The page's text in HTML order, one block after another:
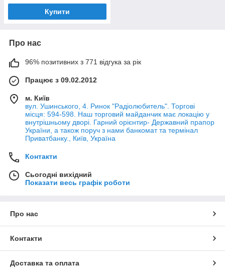
Купити
Про нас
96% позитивних з 771 відгука за рік
Працює з 09.02.2012
м. Київ
вул. Ушинського, 4. Ринок "Радіолюбитель". Торгові
місця: 594-598. Наш торговий майданчик має локацію у
внутрішньому дворі. Гарний орієнтир- Державний прапор
України, а також поруч з нами банкомат та термінал
Приватбанку., Київ, Україна
Контакти
Сьогодні вихідний
Показати весь графік роботи
Про нас
Контакти
Доставка та оплата